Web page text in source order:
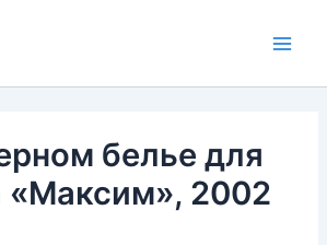
белье для
«Максим», 2002